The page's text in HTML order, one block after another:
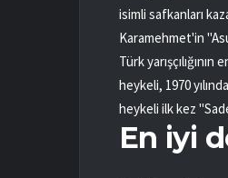
isimli safkanları
Karamehmet'in
Türk
heykeli, 1970
heykeli ilk kez
En iyi